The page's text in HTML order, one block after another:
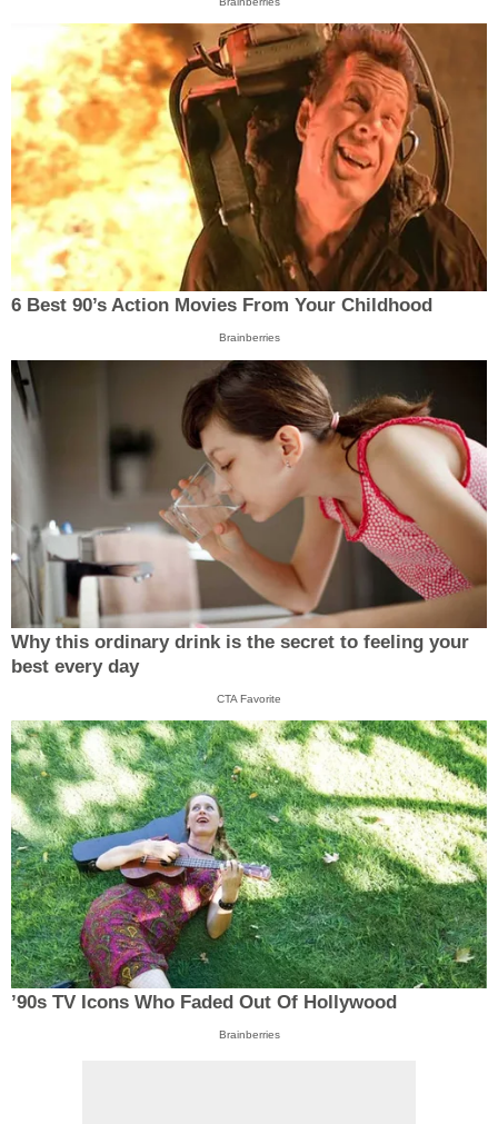
6 Best 90’s Action Movies From Your Childhood
Brainberries
Why this ordinary drink is the secret to feeling your
best every day
CTA Favorite
’90s TV Icons Who Faded Out Of Hollywood
Brainberries